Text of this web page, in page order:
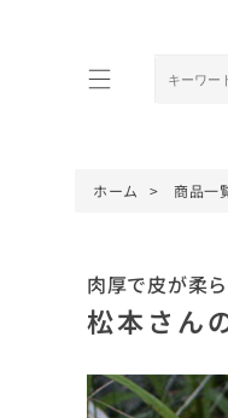
ホーム 商品一
肉厚で皮が柔
松本さん